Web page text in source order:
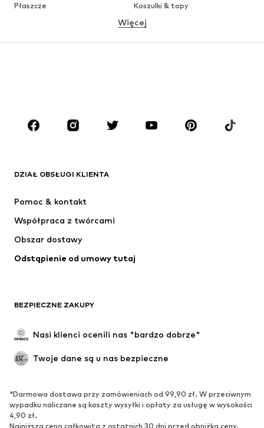
Płaszcze
Koszulki & topy
Bielizna
Akcesoria
Premium
Nowości
Kurtki
Bielizna
Płaszcze
Spódnice
Specjalne okazje
Nowości
Na czasie
Trampki & sneakersy
Więcej
DZIAŁ OBSŁUGI KLIENTA
Pomoc & kontakt
Współpraca z twórcami
Obszar dostawy
Odstąpienie od umowy tutaj
BEZPIECZNE ZAKUPY
Nasi klienci ocenili nas "bardzo dobrze"
Twoje dane są u nas bezpieczne
*Darmowa dostawa przy zamówieniach od 99,90 zł. W przeciwnym
wypadku naliczane są koszty wysyłki i opłaty za usługę w wysokości
4,90 zł.
Najniższa cena całkowita z ostatnich 30 dni przed obniżką ceny.